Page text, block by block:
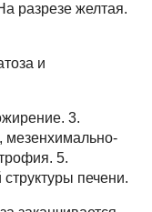
разрезе желтая.
и
3.
мезенхимально-
5.
печени.